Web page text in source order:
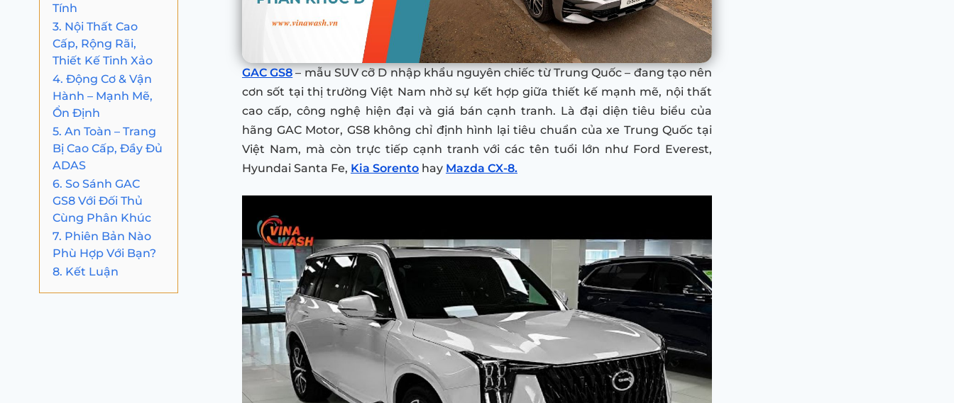
Tính
3. Nội Thất Cao
Cấp, Rộng Rãi,
Thiết Kế Tinh Xảo
4. Động Cơ & Vận
Hành – Mạnh Mẽ,
Ổn Định
5. An Toàn – Trang
Bị Cao Cấp, Đầy Đủ
ADAS
6. So Sánh GAC
GS8 Với Đối Thủ
Cùng Phân Khúc
7. Phiên Bản Nào
Phù Hợp Với Bạn?
8. Kết Luận
GAC GS8– mẫu SUV cỡ D nhập khẩu nguyên chiếc từ Trung Quốc – đang tạo nên
cơn sốt tại thị trường Việt Nam nhờ sự kết hợp giữa thiết kế mạnh mẽ, nội thất
cao cấp, công nghệ hiện đại và giá bán cạnh tranh. Là đại diện tiêu biểu của
hãng GAC Motor, GS8 không chỉ định hình lại tiêu chuẩn của xe Trung Quốc tại
Việt Nam, mà còn trực tiếp cạnh tranh với các tên tuổi lớn như Ford Everest,
Hyundai Santa Fe, Kia Sorento hay Mazda CX-8.